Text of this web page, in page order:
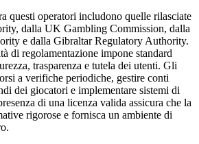
questi operatori includono quelle rilasciate
dalla UK Gambling Commission, dalla
e dalla Gibraltar Regulatory Authority.
di regolamentazione impone standard
trasparenza e tutela dei utenti. Gli
a verifiche periodiche, gestire conti
dei giocatori e implementare sistemi di
di una licenza valida assicura che la
rigorose e fornisca un ambiente di